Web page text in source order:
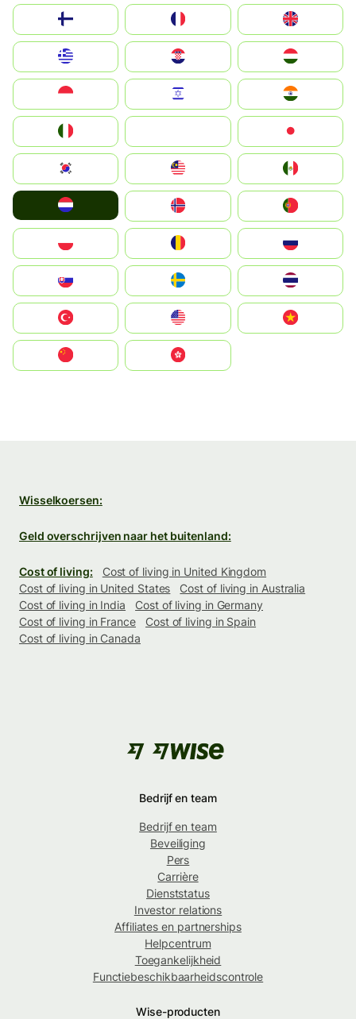
United Kingdom
Magyarország
South Korea
United States
中國香港特別行政區
Wisselkoersen:
Geld overschrijven naar het buitenland:
Cost of living:
Cost of living in United Kingdom
Cost of living in United States
Cost of living in Australia
Cost of living in India
Cost of living in Germany
Cost of living in France
Cost of living in Spain
Cost of living in Canada
Bedrijf en team
Bedrijf en team
Beveiliging
Pers
Carrière
Dienststatus
Investor relations
Affiliates en partnerships
Helpcentrum
Toegankelijkheid
Functiebeschikbaarheidscontrole
Wise-producten